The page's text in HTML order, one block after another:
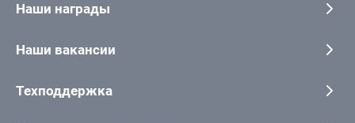
Наши награды
Наши вакансии
Техподдержка